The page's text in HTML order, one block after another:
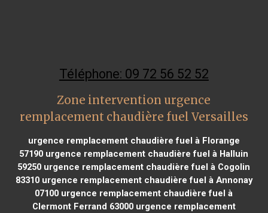
Téléphone: 09 72 56 52 52
Zone intervention urgence
remplacement chaudière fuel Versailles
urgence remplacement chaudière fuel à Florange
57190 urgence remplacement chaudière fuel à Halluin
59250 urgence remplacement chaudière fuel à Cogolin
83310urgence remplacement chaudière fuel à Annonay
07100 urgence remplacement chaudière fuel à
Clermont Ferrand 63000urgence remplacement